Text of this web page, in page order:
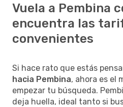
Vuela a Pembina
encuentra las
convenientes
Si hace rato que estás
hacia Pembina, ahora es el
empezar tu búsqueda.
deja huella, ideal tanto si